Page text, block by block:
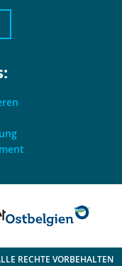
RECHTE VORBEHALTEN